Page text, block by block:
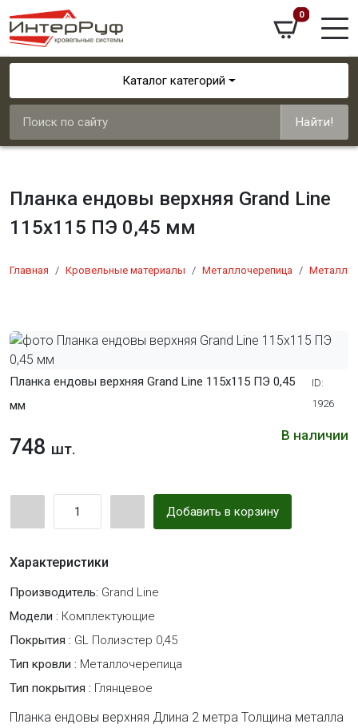
0
Каталог категорий
Найти!
Планка ендовы верхняя Grand Line
115х115 ПЭ 0,45 мм
Главная Кровельные материалы Металлочерепица
Планка ендовы верхняя Grand Line 115х115 ПЭ 0,45
мм
ID:
1926
В наличии
748 шт.
Добавить в корзину
Характеристики
Производитель: Grand Line
Модели : Комплектующие
Покрытия : GL Полиэстер 0,45
Тип кровли : Металлочерепица
Тип покрытия : Глянцевое
Планка ендовы верхняя Длина 2 метра Толщина металла